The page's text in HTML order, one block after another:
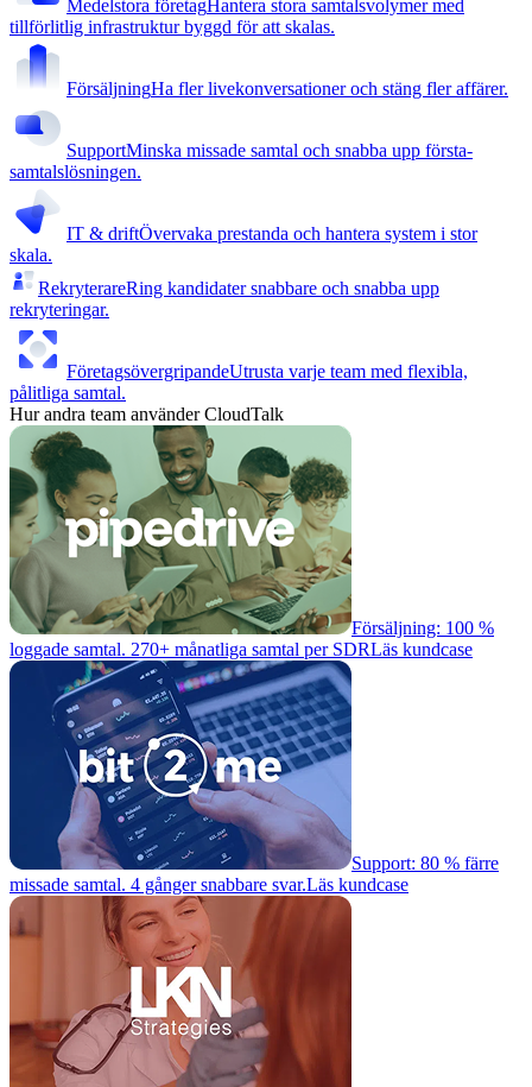
Medelstora företagHantera stora samtalsvolymer med
tillförlitlig infrastruktur byggd för att skalas.
FörsäljningHa fler livekonversationer och stäng fler affärer.
SupportMinska missade samtal och snabba upp första-
samtalslösningen.
IT & driftÖvervaka prestanda och hantera system i stor
skala.
RekryterareRing kandidater snabbare och snabba upp
rekryteringar.
FöretagsövergripandeUtrusta varje team med flexibla,
pålitliga samtal.
Hur andra team använder CloudTalk
Försäljning: 100 %
loggade samtal. 270+ månatliga samtal per SDRLäs kundcase
Support: 80 % färre
missade samtal. 4 gånger snabbare svar.Läs kundcase